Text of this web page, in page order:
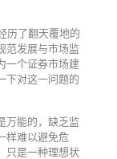
历了翻天覆地的
范发展与市场监
一个证券市场建
下对这一问题的
万能的，缺乏监
样难以避免危
只是一种理想状